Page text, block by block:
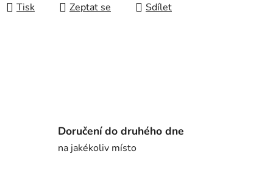
Tisk Zeptat se Sdílet
Doručení do druhého dne
na jakékoliv místo